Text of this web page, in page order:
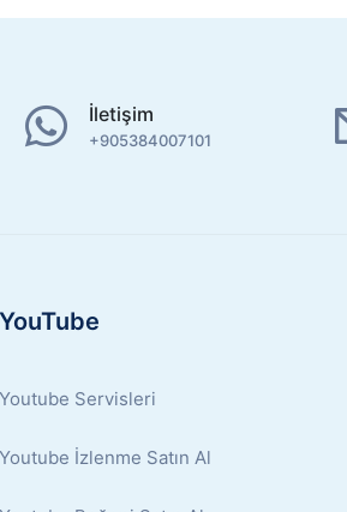
İletişim
+905384007101
YouTube
Youtube Servisleri
Youtube İzlenme Satın Al